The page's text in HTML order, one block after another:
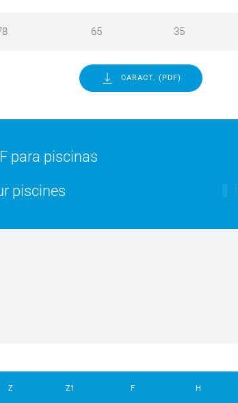
65 35
CARACT. (PDF)
para piscinas
piscines
Z Z1 F H